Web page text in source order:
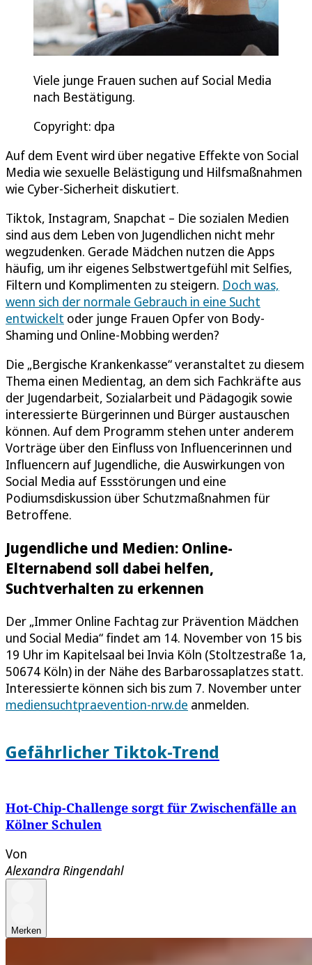
Viele junge Frauen suchen auf Social Media
nach Bestätigung.
Copyright: dpa
Auf dem Event wird über negative Effekte von Social
Media wie sexuelle Belästigung und Hilfsmaßnahmen
wie Cyber-Sicherheit diskutiert.
Tiktok, Instagram, Snapchat – Die sozialen Medien
sind aus dem Leben von Jugendlichen nicht mehr
wegzudenken. Gerade Mädchen nutzen die Apps
häufig, um ihr eigenes Selbstwertgefühl mit Selfies,
Filtern und Komplimenten zu steigern. Doch was,
wenn sich der normale Gebrauch in eine Sucht
entwickelt oder junge Frauen Opfer von Body-
Shaming und Online-Mobbing werden?
Die „Bergische Krankenkasse“ veranstaltet zu diesem
Thema einen Medientag, an dem sich Fachkräfte aus
der Jugendarbeit, Sozialarbeit und Pädagogik sowie
interessierte Bürgerinnen und Bürger austauschen
können. Auf dem Programm stehen unter anderem
Vorträge über den Einfluss von Influencerinnen und
Influencern auf Jugendliche, die Auswirkungen von
Social Media auf Essstörungen und eine
Podiumsdiskussion über Schutzmaßnahmen für
Betroffene.
Jugendliche und Medien: Online-
Elternabend soll dabei helfen,
Suchtverhalten zu erkennen
Der „Immer Online Fachtag zur Prävention Mädchen
und Social Media“ findet am 14. November von 15 bis
19 Uhr im Kapitelsaal bei Invia Köln (Stoltzestraße 1a,
50674 Köln) in der Nähe des Barbarossaplatzes statt.
Interessierte können sich bis zum 7. November unter
mediensuchtpraevention-nrw.de anmelden.
Gefährlicher Tiktok-Trend
Hot-Chip-Challenge sorgt für Zwischenfälle an
Kölner Schulen
Von
Alexandra Ringendahl
Merken